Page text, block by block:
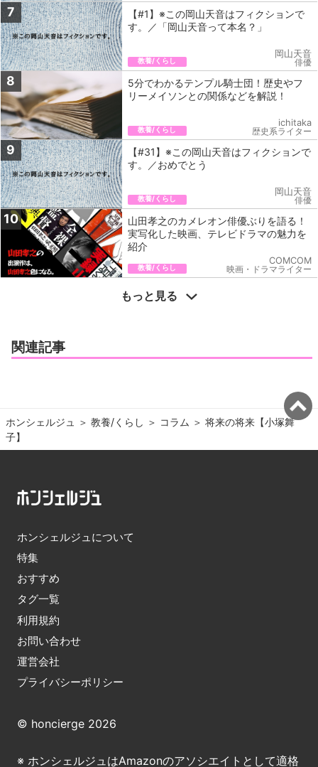
7
【#1】※この岡山天音はフィクションで
す。／「岡山天音って本名？」
教養/くらし
岡山天音
俳優
8
5分でわかるテンプル騎士団！歴史やフ
リーメイソンとの関係などを解説！
教養/くらし
ichitaka
歴史系ライター
9
【#31】※この岡山天音はフィクションで
す。／おめでとう
教養/くらし
岡山天音
俳優
10
山田孝之のカメレオン俳優ぶりを語る！
実写化した映画、テレビドラマの魅力を
紹介
教養/くらし
COMCOM
映画・ドラマライター
もっと見る
関連記事
ホンシェルジュ ＞ 教養/くらし ＞ コラム ＞ 将来の将来【小塚舞
子】
ホンシェルジュについて
特集
おすすめ
タグ一覧
利用規約
お問い合わせ
運営会社
プライバシーポリシー
© honcierge 2026
※ ホンシェルジュはAmazonのアソシエイトとして適格